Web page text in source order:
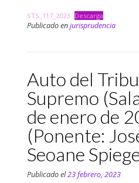
STS_117_2023 Descarga
Publicado enjurisprudencia
Auto del
Supremo
de enero de
(Ponente:
Seoane
Publicado el23 febrero, 2023